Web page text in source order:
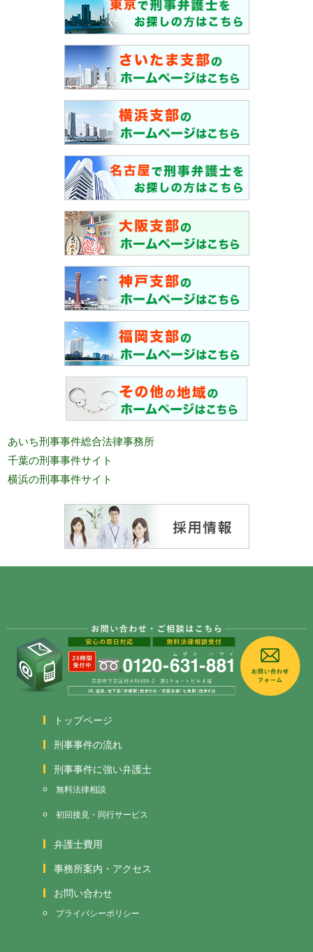
あいち刑事事件総合法律事務所
千葉の刑事事件サイト
横浜の刑事事件サイト
トップページ
刑事事件の流れ
刑事事件に強い弁護士
無料法律相談
初回接見・同行サービス
弁護士費用
事務所案内・アクセス
お問い合わせ
プライバシーポリシー